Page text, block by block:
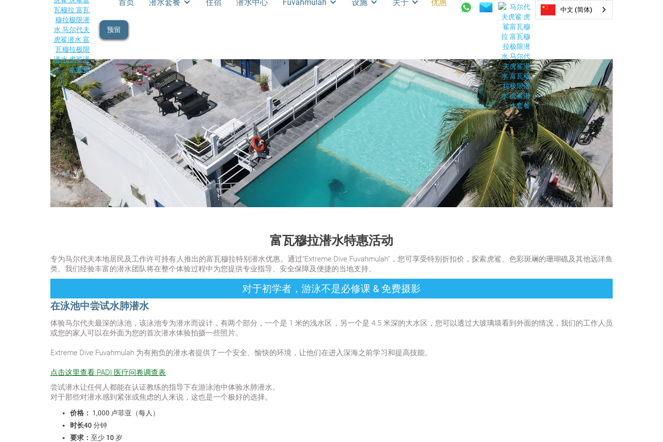
预留
中文 (简体)
首页 潜水套餐 住宿 潜水中心 Fuvahmulah 设施 关于 优惠
富瓦穆拉潜水特惠活动
专为马尔代夫本地居民及工作许可持有人推出的富瓦穆拉特别潜水优惠。通过“Extreme Dive Fuvahmulah”，您可享受特别折扣价，探索虎鲨、色彩斑斓的珊瑚礁及其他远洋鱼
类。我们经验丰富的潜水团队将在整个体验过程中为您提供专业指导、安全保障及便捷的当地支持。
对于初学者，游泳不是必修课 & 免费摄影
在泳池中尝试水肺潜水
体验马尔代夫最深的泳池，该泳池专为潜水而设计，有两个部分，一个是 1 米的浅水区，另一个是 4.5 米深的大水区，您可以透过大玻璃墙看到外面的情况，我们的工作人员
或您的家人可以在外面为您的首次潜水体验拍摄一些照片。
Extreme Dive Fuvahmulah 为有抱负的潜水者提供了一个安全、愉快的环境，让他们在进入深海之前学习和提高技能。
点击这里查看 PADI 医疗问卷调查表
尝试潜水让任何人都能在认证教练的指导下在游泳池中体验水肺潜水。
对于那些对潜水感到紧张或焦虑的人来说，这也是一个极好的选择。
价格： 1,000 卢菲亚（每人）
时长40 分钟
要求： 至少 10 岁